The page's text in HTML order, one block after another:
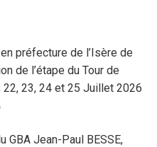
préfecture de l’Isère de
de l’étape du Tour de
22, 23, 24 et 25 Juillet 2026
GBA Jean-Paul BESSE,